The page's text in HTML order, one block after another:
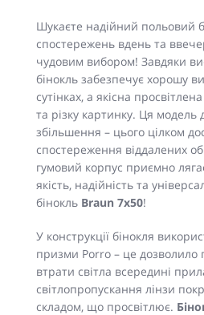
Шукаєте надійний польовий
спостережень вдень та
чудовим вибором! Завдяки
бінокль забезпечує хорошу
сутінках, а якісна
та різку картинку. Ця модель
збільшення – цього цілком
спостереження віддалених
гумовий корпус приємно
якість, надійність та
бінокль Braun 7x50!
У конструкції бінокля
призми Porro – це дозволило
втрати світла всередині
світлопропускання лінзи
складом, що просвітлює.